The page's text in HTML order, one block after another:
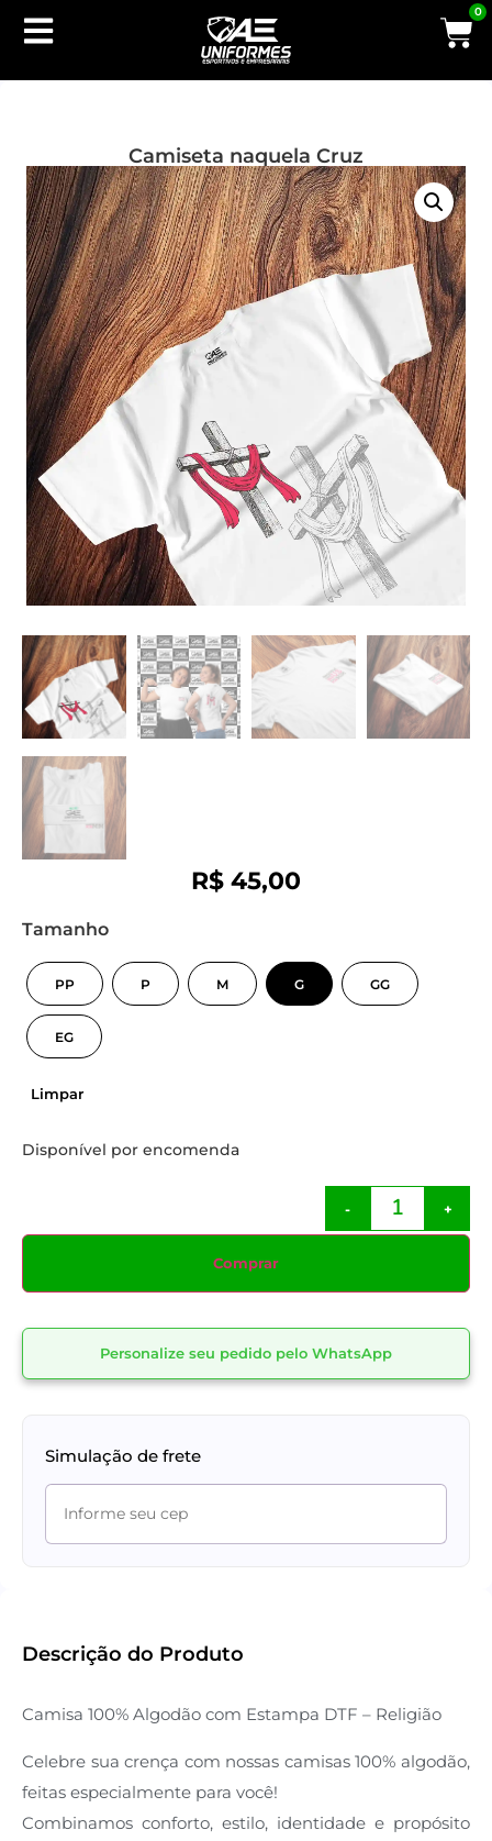
0
Descrição do Produto
Camisa 100% Algodão com Estampa DTF – Religião
Celebre sua crença com nossas camisas 100% algodão,
feitas especialmente para você!
Combinamos conforto, estilo, identidade e propósito
Camiseta naquela Cruz
R$ 45,00
Tamanho
PP P M G GG
EG
Limpar
Disponível por encomenda
- +
Comprar
Personalize seu pedido pelo WhatsApp
Simulação de frete